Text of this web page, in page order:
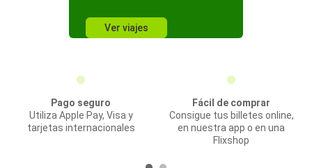
Ver viajes
Pago seguro
Utiliza Apple Pay, Visa y
tarjetas internacionales
Fácil de comprar
Consigue tus billetes online,
en nuestra app o en una
Flixshop